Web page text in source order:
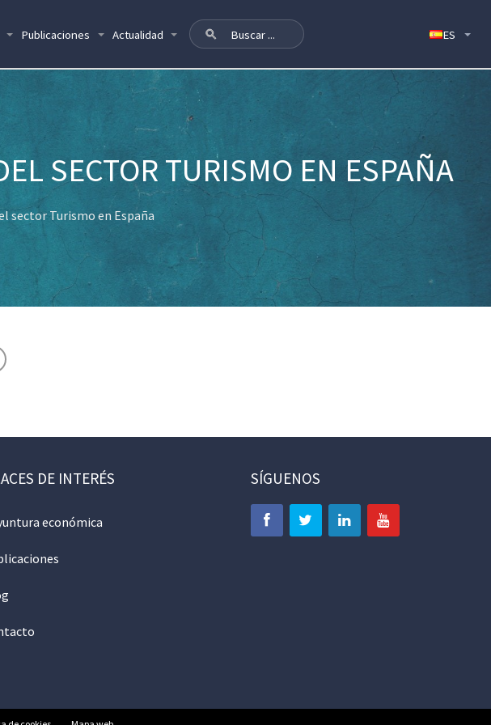
Publicaciones Actualidad
SECTOR TURISMO EN ESPAÑA
sector Turismo en España
DE INTERÉS
económica
SÍGUENOS